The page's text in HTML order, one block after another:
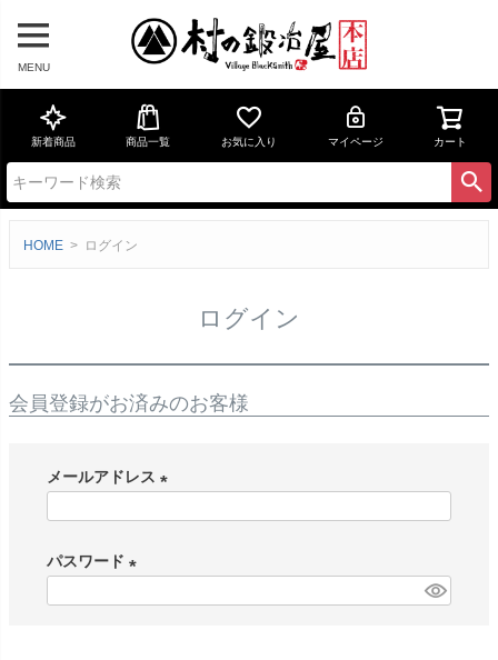
MENU
新着商品 商品一覧 お気に入り マイページ カート
HOME ログイン
ログイン
会員登録がお済みのお客様
メールアドレス
パスワード